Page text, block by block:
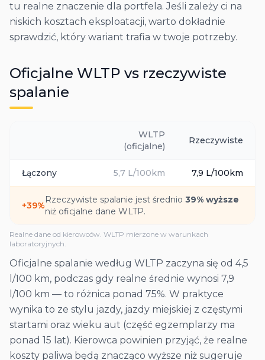
tu realne znaczenie dla portfela. Jeśli zależy ci na
niskich kosztach eksploatacji, warto dokładnie
sprawdzić, który wariant trafia w twoje potrzeby.
Oficjalne WLTP vs rzeczywiste
spalanie
WLTP
(oficjalne)
Rzeczywiste
Łączony 5,7 L/100km 7,9 L/100km
+39%
Rzeczywiste spalanie jest średnio 39% wyższe
niż oficjalne dane WLTP.
Realne dane od kierowców. WLTP mierzone w warunkach
laboratoryjnych.
Oficjalne spalanie według WLTP zaczyna się od 4,5
l/100 km, podczas gdy realne średnie wynosi 7,9
l/100 km — to różnica ponad 75%. W praktyce
wynika to ze stylu jazdy, jazdy miejskiej z częstymi
startami oraz wieku aut (część egzemplarzy ma
ponad 15 lat). Kierowca powinien przyjąć, że realne
koszty paliwa będą znacząco wyższe niż sugeruje